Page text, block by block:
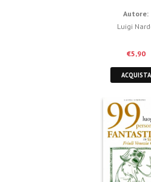
Autore:
Luigi
€5,90
ACQUISTA